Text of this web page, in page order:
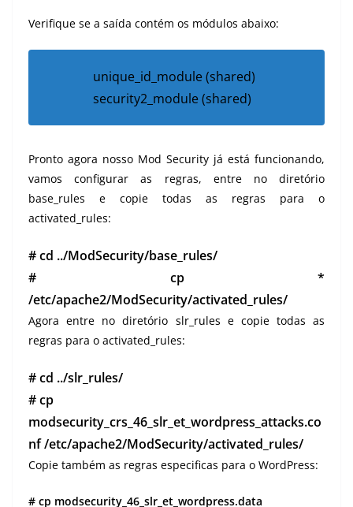
Verifique se a saída contém os módulos abaixo:
unique_id_module (shared)
security2_module (shared)
Pronto agora nosso Mod Security já está funcionando,
vamos configurar as regras, entre no diretório
base_rules e copie todas as regras para o
activated_rules:
# cd ../ModSecurity/base_rules/
# cp *
/etc/apache2/ModSecurity/activated_rules/
Agora entre no diretório slr_rules e copie todas as
regras para o activated_rules:
# cd ../slr_rules/
# cp
modsecurity_crs_46_slr_et_wordpress_attacks.co
nf /etc/apache2/ModSecurity/activated_rules/
Copie também as regras especificas para o WordPress:
# cp modsecurity_46_slr_et_wordpress.data